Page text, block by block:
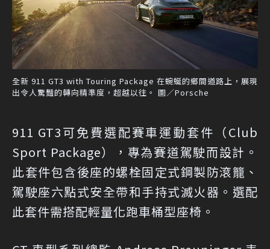
全新 911 GT3 with Touring Package 在蜿蜒的鄉間道路上，展現
出令人驚豔的轉向精準度，超越以往。 圖／Porsche
911 GT3可免費選配賽車運動套件（Club
Sport Package），專為賽道駕駛而設計。
此套件包含後座的螺栓固定式鋼製防滾籠、
駕駛座六點式安全帶和手持式滅火器。選配
此套件需搭配輕量化跑車桶型座椅。